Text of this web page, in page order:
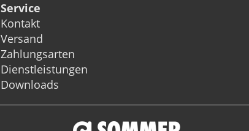
Service
Kontakt
Versand
Zahlungsarten
Dienstleistungen
Downloads